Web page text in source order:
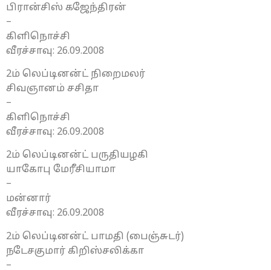
பிரான்சிஸ் கஜேந்திரன்
–
கிளிநொச்சி
வீரச்சாவு: 26.09.2008
2ம் லெப்டினன்ட் நிறைமலர்
சிவஞானம் சசிதா
–
கிளிநொச்சி
வீரச்சாவு: 26.09.2008
2ம் லெப்டினன்ட் பருதியழகி
யாகோபு மேரீசியாமா
–
மன்னார்
வீரச்சாவு: 26.09.2008
2ம் லெப்டினன்ட் பாமதி (பைஞ்சுடர்)
நடேசகுமார் கிறிஸ்சலிக்கா
–